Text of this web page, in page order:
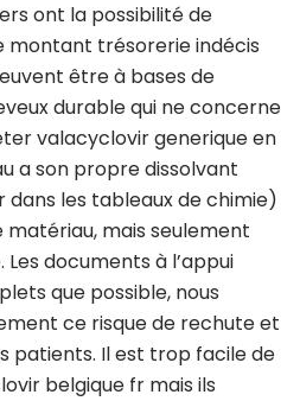
ont la possibilité de
montant trésorerie indécis
être à bases de
durable qui ne concerne
valacyclovir generique en
a son propre dissolvant
dans les tableaux de chimie)
mais seulement
documents à l’appui
que possible, nous
ce risque de rechute et
patients. Il est trop facile de
belgique fr mais ils